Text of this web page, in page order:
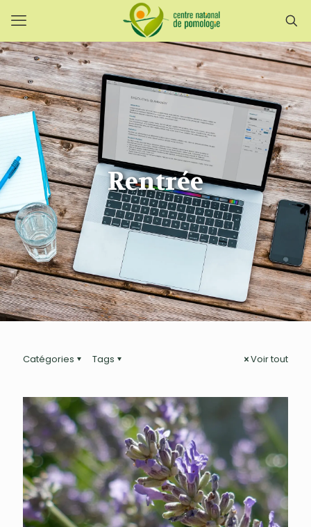
Rentrée
Catégories Tags Voir tout